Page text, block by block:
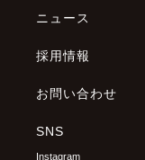
ニュース
採用情報
お問い合わせ
SNS
Instagram